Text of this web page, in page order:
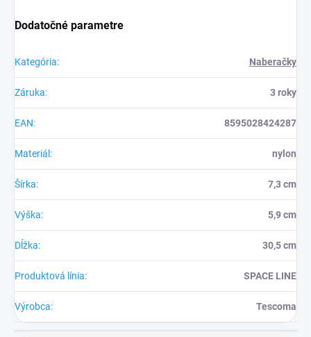
Dodatočné parametre
Kategória: Naberačky
Záruka: 3 roky
EAN: 8595028424287
Materiál : nylon
Šírka: 7,3 cm
Výška: 5,9 cm
Dĺžka: 30,5 cm
Produktová línia: SPACE LINE
Výrobca: Tescoma